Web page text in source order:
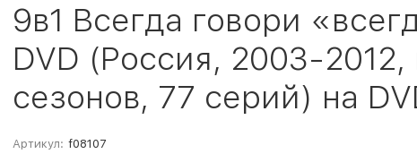
9в1 Всегда говори
DVD (Россия, 2003-
сезонов, 77 серий) на
Артикул: f08107